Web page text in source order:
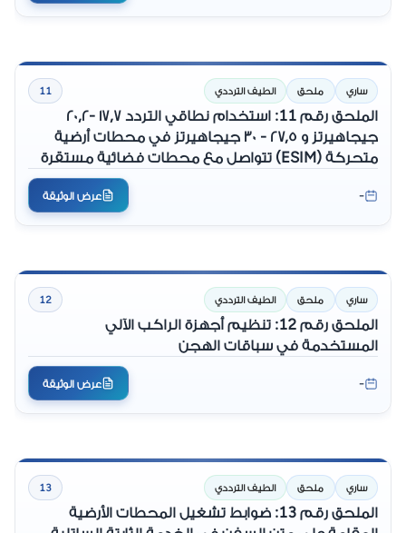
ساري ملحق الطيف الترددي 11
الملحق رقم 11: استخدام نطاقي التردد ١٧,٧ -٢٠,٢
جيجاهيرتز و ٢٧,٥ - ٣٠ جيجاهيرتز في محطات أرضية
متحركة (ESIM) تتواصل مع محطات فضائية مستقرة
بالنسبة إلى الأرض (GSO) في الخدمة الثابتة الساتلية
(FSS)
- عرض الوثيقة
ساري ملحق الطيف الترددي 12
الملحق رقم 12: تنظيم أجهزة الراكب الآلي
المستخدمة في سباقات الهجن
- عرض الوثيقة
ساري ملحق الطيف الترددي 13
الملحق رقم 13: ضوابط تشغيل المحطات الأرضية